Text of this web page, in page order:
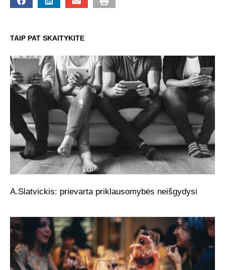
TAIP PAT SKAITYKITE
A.Slatvickis: prievarta priklausomybės neišgydysi